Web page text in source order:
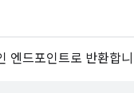
엔드포인트로 반환합